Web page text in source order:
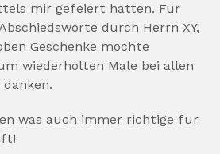
mir gefeiert hatten. Fur
durch Herrn XY,
Geschenke mochte
wiederholten Male bei allen
was auch immer richtige fur